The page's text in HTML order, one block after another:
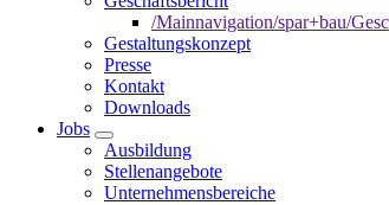
/Mainnavigation/spar+bau/
Gestaltungskonzept
Presse
Kontakt
Downloads
Jobs
Ausbildung
Stellenangebote
Unternehmensbereiche